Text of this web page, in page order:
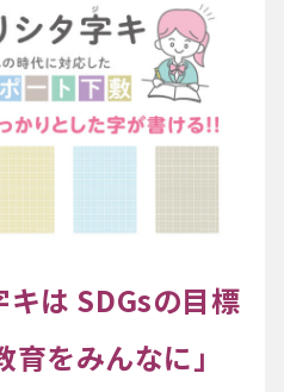
は SDGsの目標
をみんなに」